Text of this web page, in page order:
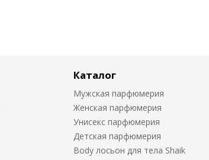
Каталог
Мужская парфюмерия
Женская парфюмерия
Унисекс парфюмерия
Детская парфюмерия
Body лосьон для тела Shaik